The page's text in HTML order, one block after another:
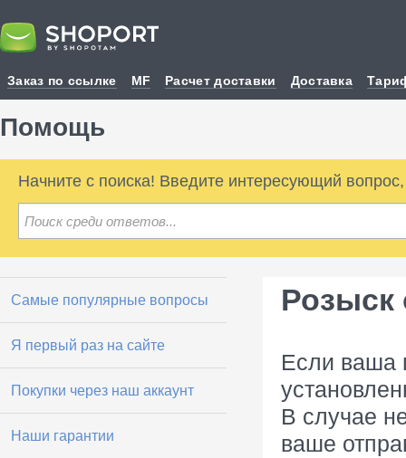
Заказ по ссылке MF Расчет доставки Доставка
Помощь
Начните с поиска! Введите интересующий
Самые популярные вопросы
Я первый раз на сайте
Покупки через наш аккаунт
Наши гарантии
Розыск
Если ваша
В случае
ваше